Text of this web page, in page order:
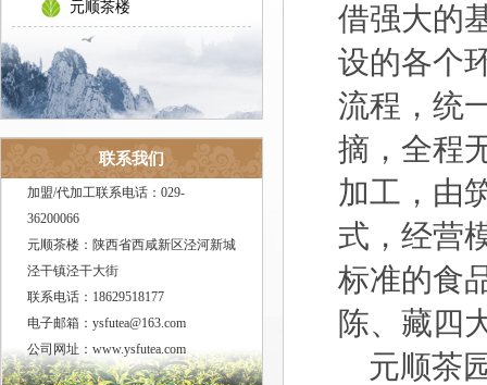
元顺茶楼
联系我们
加盟/代加工联系电话：029-
36200066
元顺茶楼：陕西省西咸新区泾河新城
泾干镇泾干大街
联系电话：18629518177
电子邮箱：ysfutea@163.com
公司网址：www.ysfutea.com
借强大的
设的各个
流程，统
摘，全程
加工，由
式，经营
标准的食
陈、藏四
元顺茶